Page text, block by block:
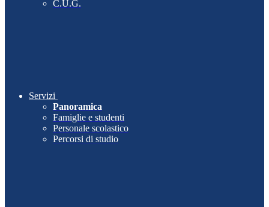
C.U.G.
Servizi
Panoramica
Famiglie e studenti
Personale scolastico
Percorsi di studio